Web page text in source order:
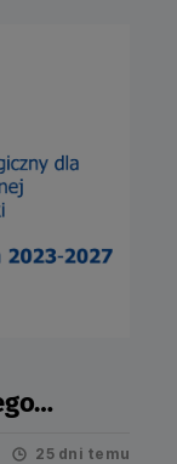
25 dni temu